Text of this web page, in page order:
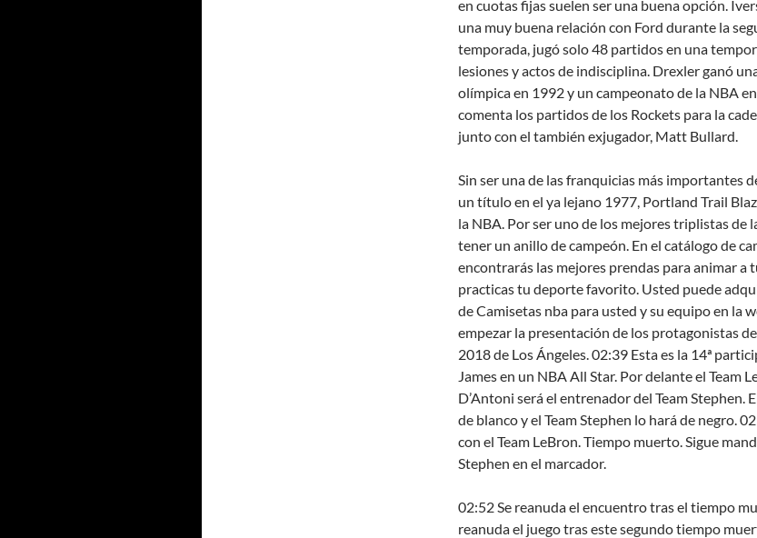
en cuotas fijas suelen ser una buena opción.
una muy buena relación con Ford durante la
temporada, jugó solo 48 partidos en una
lesiones y actos de indisciplina. Drexler ganó
olímpica en 1992 y un campeonato de la NBA
comenta los partidos de los Rockets para la
junto con el también exjugador, Matt Bullard.
Sin ser una de las franquicias más importantes
un título en el ya lejano 1977, Portland Trail
la NBA. Por ser uno de los mejores triplistas de
tener un anillo de campeón. En el catálogo de
encontrarás las mejores prendas para animar a
practicas tu deporte favorito. Usted puede
de Camisetas nba para usted y su equipo en la
empezar la presentación de los protagonistas
2018 de Los Ángeles. 02:39 Esta es la 14ª
James en un NBA All Star. Por delante el Team
D’Antoni será el entrenador del Team Stephen.
de blanco y el Team Stephen lo hará de negro.
con el Team LeBron. Tiempo muerto. Sigue
Stephen en el marcador.
02:52 Se reanuda el encuentro tras el tiempo
reanuda el juego tras este segundo tiempo